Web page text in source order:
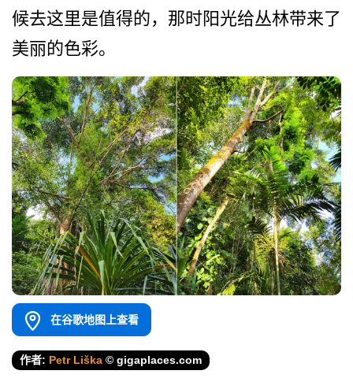
候去这里是值得的，那时阳光给丛林带来­了
美丽的色彩。
在谷歌地图上查看
作者: Petr Liška © gigaplaces.com